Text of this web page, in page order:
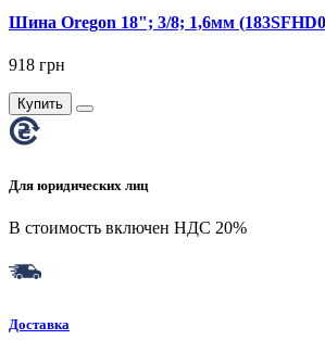
Шина Oregon 18"; 3/8; 1,6мм
918 грн
Купить
Для юридических лиц
В стоимость включен НДС 20%
Доставка